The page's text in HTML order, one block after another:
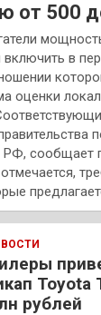
от 500
включить в
оценки
сообщает
Toyota
рублей